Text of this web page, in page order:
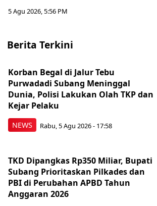
5 Agu 2026, 5:56 PM
Berita Terkini
NEWS
Korban Begal di Jalur Tebu
Purwadadi Subang Meninggal
Dunia, Polisi Lakukan Olah TKP dan
Kejar Pelaku
Rabu, 5 Agu 2026 - 17:58
TKD Dipangkas Rp350 Miliar, Bupati
Subang Prioritaskan Pilkades dan
PBI di Perubahan APBD Tahun
Anggaran 2026